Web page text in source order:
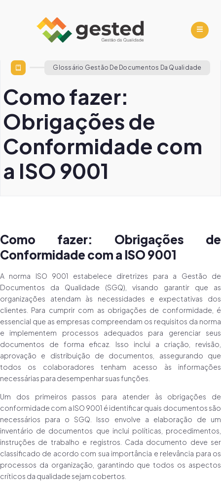
Glossário Gestão De Documentos Da Qualidade
Como fazer:
Obrigações de
Conformidade com
a ISO 9001
Como fazer: Obrigações de
Conformidade com a ISO 9001
A norma ISO 9001 estabelece diretrizes para a Gestão de
Documentos da Qualidade (SGQ), visando garantir que as
organizações atendam às necessidades e expectativas dos
clientes. Para cumprir com as obrigações de conformidade, é
essencial que as empresas compreendam os requisitos da norma
e implementem processos adequados para gerenciar seus
documentos de forma eficaz. Isso inclui a criação, revisão,
aprovação e distribuição de documentos, assegurando que
todos os colaboradores tenham acesso às informações
necessárias para desempenhar suas funções.
Um dos primeiros passos para atender às obrigações de
conformidade com a ISO 9001 é identificar quais documentos são
necessários para o SGQ. Isso envolve a elaboração de um
inventário de documentos que inclui políticas, procedimentos,
instruções de trabalho e registros. Cada documento deve ser
classificado de acordo com sua importância e relevância para os
processos da organização, garantindo que todos os aspectos
críticos da qualidade sejam cobertos.